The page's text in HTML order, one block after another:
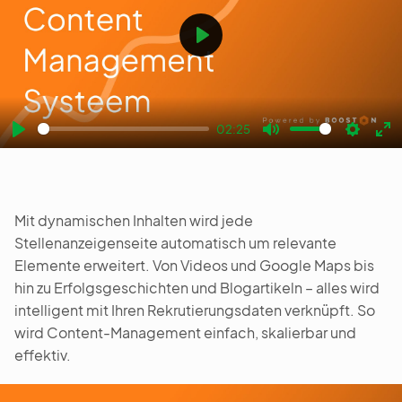
Play
02:25
Mute
Play
Mit dynamischen Inhalten wird jede
Stellenanzeigenseite automatisch um relevante
Elemente erweitert. Von Videos und Google Maps bis
hin zu Erfolgsgeschichten und Blogartikeln – alles wird
intelligent mit Ihren Rekrutierungsdaten verknüpft. So
wird Content-Management einfach, skalierbar und
effektiv.